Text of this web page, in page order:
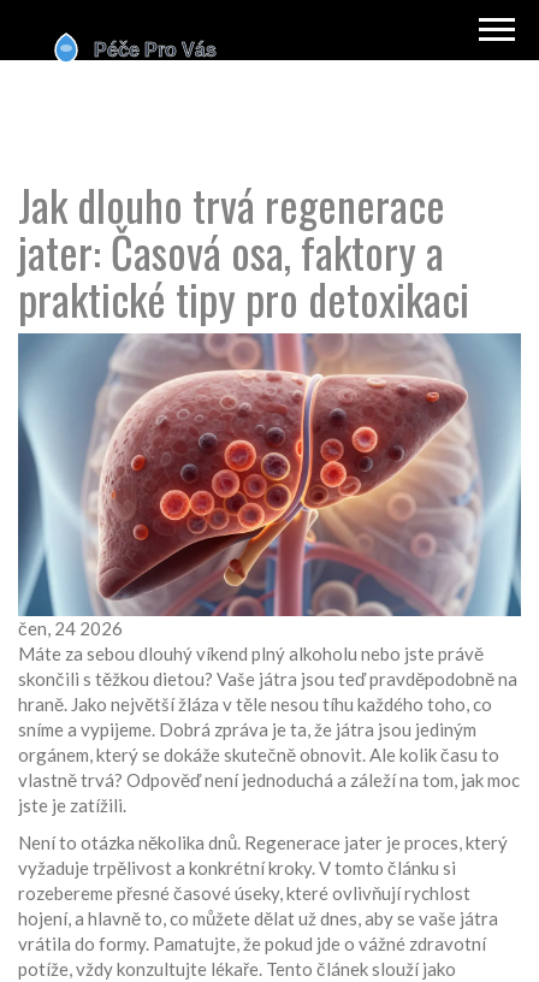
Jak dlouho trvá regenerace
jater: Časová osa, faktory a
praktické tipy pro detoxikaci
čen, 24 2026
Máte za sebou dlouhý víkend plný alkoholu nebo jste právě
skončili s těžkou dietou? Vaše játra jsou teď pravděpodobně na
hraně. Jako největší žláza v těle nesou tíhu každého toho, co
sníme a vypijeme. Dobrá zpráva je ta, že játra jsou jediným
orgánem, který se dokáže skutečně obnovit. Ale kolik času to
vlastně trvá? Odpověď není jednoduchá a záleží na tom, jak moc
jste je zatížili.
Není to otázka několika dnů. Regenerace jater je proces, který
vyžaduje trpělivost a konkrétní kroky. V tomto článku si
rozebereme přesné časové úseky, které ovlivňují rychlost
hojení, a hlavně to, co můžete dělat už dnes, aby se vaše játra
vrátila do formy. Pamatujte, že pokud jde o vážné zdravotní
potíže, vždy konzultujte lékaře. Tento článek slouží jako